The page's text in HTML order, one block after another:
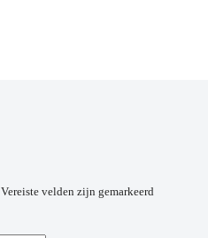
Vereiste velden zijn gemarkeerd